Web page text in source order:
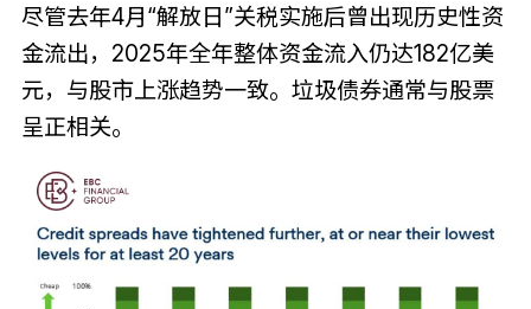
尽管去年4月“解放日”关税实施后曾出现历史性资
金流出，2025年全年整体资金流入仍达182亿美
元，与股市上涨趋势一致。垃圾债券通常与股票
呈正相关。